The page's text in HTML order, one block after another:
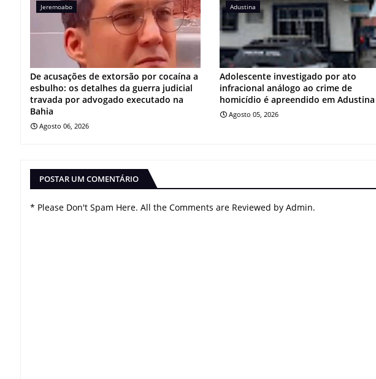
Jeremoabo
De acusações de extorsão por cocaína a
esbulho: os detalhes da guerra judicial
travada por advogado executado na
Bahia
Agosto 06, 2026
Adustina
Adolescente investigado por ato
infracional análogo ao crime de
homicídio é apreendido em Adustina
Agosto 05, 2026
POSTAR UM COMENTÁRIO
* Please Don't Spam Here. All the Comments are Reviewed by Admin.